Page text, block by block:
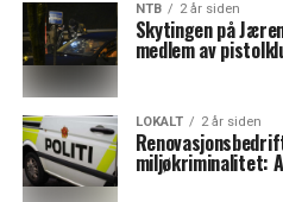
NTB 2 år siden
Skytingen på
medlem av
LOKALT 2 år siden
miljøkriminalitet: